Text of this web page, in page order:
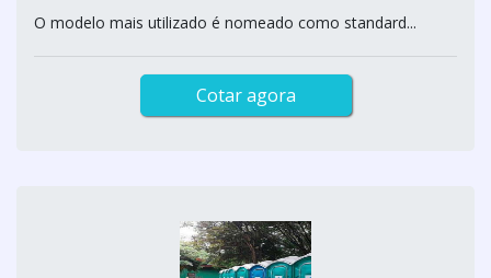
O modelo mais utilizado é nomeado como standard...
Cotar agora